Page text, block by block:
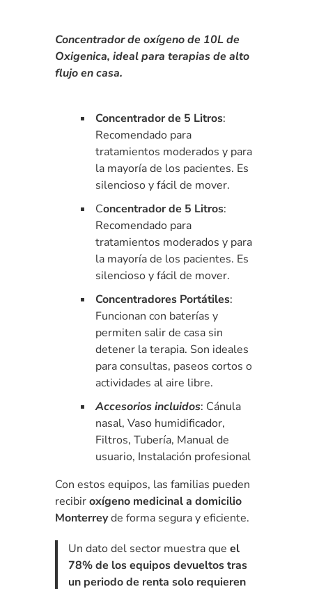
Concentrador de oxígeno de 10L de
Oxigenica, ideal para terapias de alto
flujo en casa.
Concentrador de 5 Litros:
Recomendado para
tratamientos moderados y para
la mayoría de los pacientes. Es
silencioso y fácil de mover.
Concentrador de 5 Litros:
Recomendado para
tratamientos moderados y para
la mayoría de los pacientes. Es
silencioso y fácil de mover.
Concentradores Portátiles:
Funcionan con baterías y
permiten salir de casa sin
detener la terapia. Son ideales
para consultas, paseos cortos o
actividades al aire libre.
Accesorios incluidos: Cánula
nasal, Vaso humidificador,
Filtros, Tubería, Manual de
usuario, Instalación profesional
Con estos equipos, las familias pueden
recibiroxígeno medicinal a domicilio
Monterreyde forma segura y eficiente.
Un dato del sector muestra que el
78% de los equipos devueltos tras
un periodo de renta solo requieren